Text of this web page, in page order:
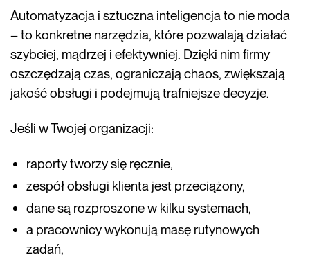
Automatyzacja i sztuczna inteligencja to nie moda
– to konkretne narzędzia, które pozwalają działać
szybciej, mądrzej i efektywniej. Dzięki nim firmy
oszczędzają czas, ograniczają chaos, zwiększają
jakość obsługi i podejmują trafniejsze decyzje.
Jeśli w Twojej organizacji:
raporty tworzy się ręcznie,
zespół obsługi klienta jest przeciążony,
dane są rozproszone w kilku systemach,
a pracownicy wykonują masę rutynowych
zadań,